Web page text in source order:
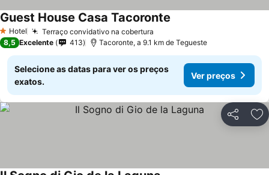
1 Estrelas
Hotel Terraço convidativo na cobertura
Guest House Casa Tacoronte
8,5 Excelente 413 Tacoronte, a 9.1 km de Tegueste
Selecione as datas para ver os preços
exatos.
Ver preços
Partilhar